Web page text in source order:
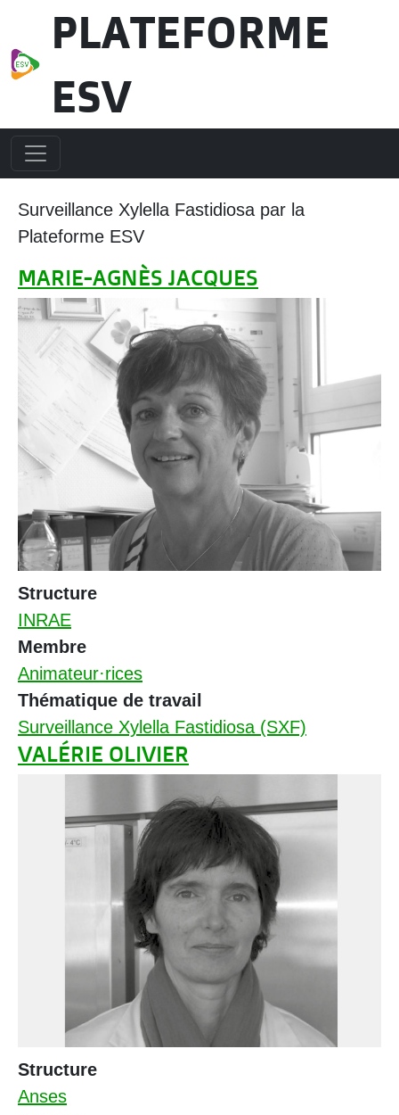
Aller au contenu principal
PLATEFORME
ESV
Surveillance Xylella Fastidiosa par la
Plateforme ESV
MARIE-AGNÈS JACQUES
Structure
INRAE
Membre
Animateur·rices
Thématique de travail
Surveillance Xylella Fastidiosa (SXF)
VALÉRIE OLIVIER
Structure
Anses